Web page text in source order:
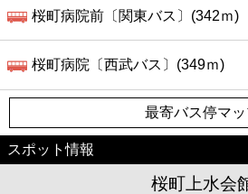
桜町病院前〔関東バス〕(342ｍ)
桜町病院〔西武バス〕(349ｍ)
最寄バス停マ
スポット情報
桜町上水会